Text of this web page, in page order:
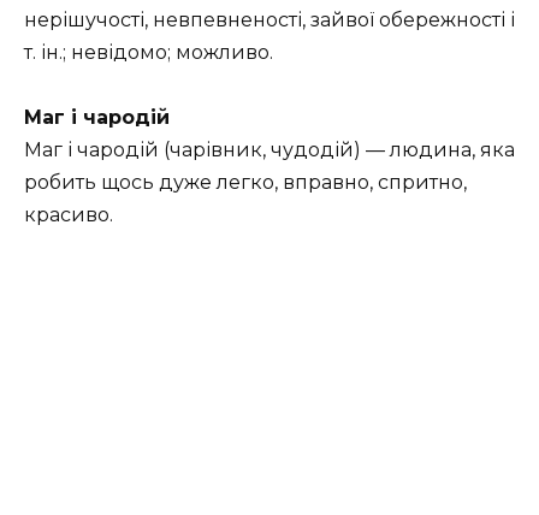
нерішучості, невпевненості, зайвої обережності і
т. ін.; невідомо; можливо.
Маг і чародій
Маг і чародій (чарівник, чудодій) — людина, яка
робить щось дуже легко, вправно, спритно,
красиво.